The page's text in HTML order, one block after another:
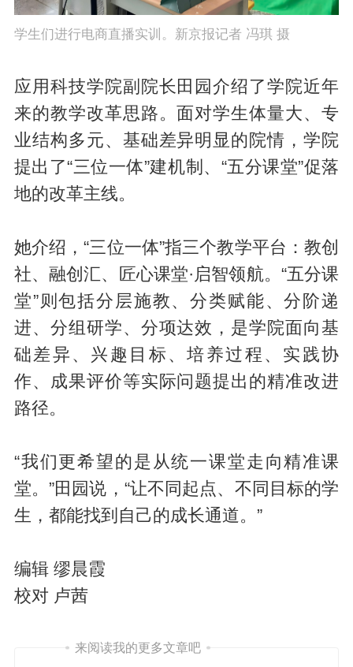
学生们进行电商直播实训。新京报记者 冯琪 摄
应用科技学院副院长田园介绍了学院近年
来的教学改革思路。面对学生体量大、专
业结构多元、基础差异明显的院情，学院
提出了“三位一体”建机制、“五分课堂”促落
地的改革主线。
她介绍，“三位一体”指三个教学平台：教创
社、融创汇、匠心课堂·启智领航。“五分课
堂”则包括分层施教、分类赋能、分阶递
进、分组研学、分项达效，是学院面向基
础差异、兴趣目标、培养过程、实践协
作、成果评价等实际问题提出的精准改进
路径。
“我们更希望的是从统一课堂走向精准课
堂。”田园说，“让不同起点、不同目标的学
生，都能找到自己的成长通道。”
编辑 缪晨霞
校对 卢茜
来阅读我的更多文章吧